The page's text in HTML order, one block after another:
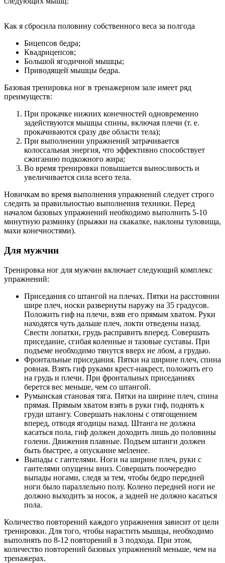
Как я сбросила половину собственного веса за полгода
Бицепсов бедра;
Квадрицепсов;
Большой ягодичной мышцы;
Приводящей мышцы бедра.
Базовая тренировка ног в тренажерном зале имеет ряд
преимуществ:
При прокачке нижних конечностей одновременно
задействуются мышцы спины, включая плечи (т. е.
прокачиваются сразу две области тела);
При выполнении упражнений затрачивается
колоссальная энергия, что эффективно способствует
сжиганию подкожного жира;
Во время тренировки повышается выносливость и
увеличивается сила всего тела.
Новичкам во время выполнения упражнений следует строго
следить за правильностью выполнения техники. Перед
началом базовых упражнений необходимо выполнить 5-10
минутную разминку (прыжки на скакалке, наклоны туловища,
махи конечностями).
Для мужчин
Тренировка ног для мужчин включает следующий комплекс
упражнений:
Приседания со штангой на плечах. Пятки на расстоянии
шире плеч, носки развернуты наружу на 35 градусов.
Положить гиф на плечи, взяв его прямым хватом. Руки
находятся чуть дальше плеч, локти отведены назад.
Свести лопатки, грудь расправить вперед. Совершать
приседание, сгибая коленные и тазовые суставы. При
подъеме необходимо тянутся вверх не лбом, а грудью.
Фронтальные приседания. Пятки на ширине плеч, спина
ровная. Взять гиф руками крест-накрест, положить его
на грудь и плечи. При фронтальных приседаниях
берется вес меньше, чем со штангой.
Румынская становая тяга. Пятки на ширине плеч, спина
прямая. Прямым хватом взять в руки гиф, поднять к
груди штангу. Совершать наклоны с отягощением
вперед, отводя ягодицы назад. Штанга не должна
касаться пола, гиф должен доходить лишь до половины
голени. Движения плавные. Подъем штанги должен
быть быстрее, а опускание меlленее.
Выпады с гантелями. Ноги на ширине плеч, руки с
гантелями опущены вниз. Совершать поочередно
выпады ногами, следя за тем, чтобы бедро передней
ноги было параллельно полу. Колено передней ноги не
должно выходить за носок, а задней не должно касаться
пола.
Количество повторений каждого упражнения зависит от цели
тренировки. Для того, чтобы нарастить мышцы, необходимо
выполнять по 8-12 повторений в 3 подхода. При этом,
количество повторений базовых упражнений меньше, чем на
тренажерах.